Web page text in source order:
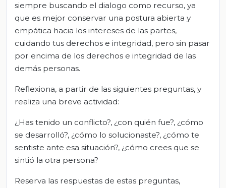
siempre buscando el dialogo como recurso, ya
que es mejor conservar una postura abierta y
empática hacia los intereses de las partes,
cuidando tus derechos e integridad, pero sin pasar
por encima de los derechos e integridad de las
demás personas.
Reflexiona, a partir de las siguientes preguntas, y
realiza una breve actividad:
¿Has tenido un conflicto?, ¿con quién fue?, ¿cómo
se desarrolló?, ¿cómo lo solucionaste?, ¿cómo te
sentiste ante esa situación?, ¿cómo crees que se
sintió la otra persona?
Reserva las respuestas de estas preguntas,